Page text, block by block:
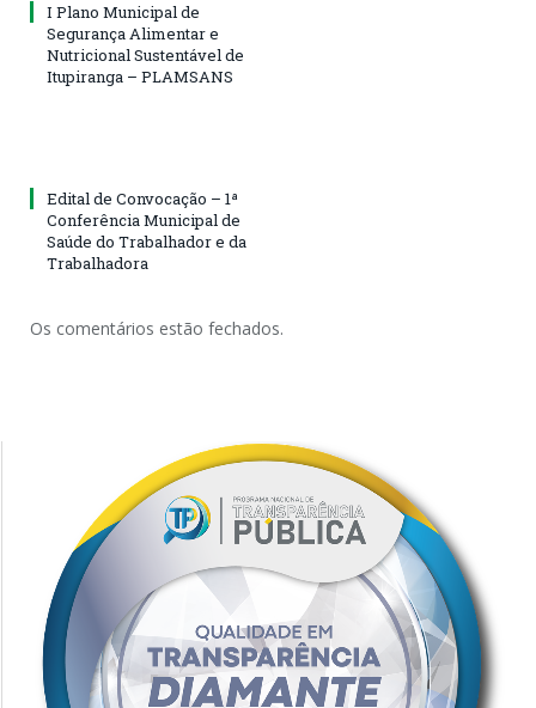
I Plano Municipal de
Segurança Alimentar e
Nutricional Sustentável de
Itupiranga – PLAMSANS
Edital de Convocação – 1ª
Conferência Municipal de
Saúde do Trabalhador e da
Trabalhadora
Os comentários estão fechados.